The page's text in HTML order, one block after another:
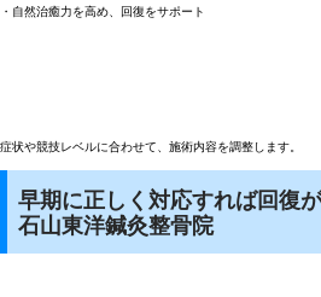
・自然治癒力を高め、回復をサポート
症状や競技レベルに合わせて、施術内容を調整します。
早期に正しく対応すれば回復
石山東洋鍼灸整骨院